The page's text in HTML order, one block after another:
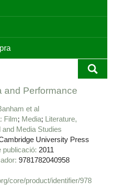
and Performance
et al
Film Media Literature,
and Media Studies
University Press
publicació 2011
9781782040958
core/product/identifier/978